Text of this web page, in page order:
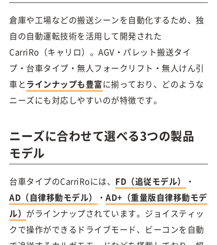
倉庫や工場などの搬送シーンを自動化するため、独
自の自動運転技術を活用して開発された
CarriRo（キャリロ）。AGV・パレット搬送タイ
プ・台車タイプ・無人フォークリフト・無人けん引
車と ラインナップも豊富に揃っており、どのような
ニーズにも対応しやすいのが特徴です。
ニーズに合わせて選べる3つの製品
モデル
台車タイプのCarriRoには、 FD（追従モデル）
・
AD（自律移動モデル）
・AD+（重量版自律移動モデ
ル） がラインナップされています。ジョイスティッ
クで操作ができるドライブモード、ビーコンを自動